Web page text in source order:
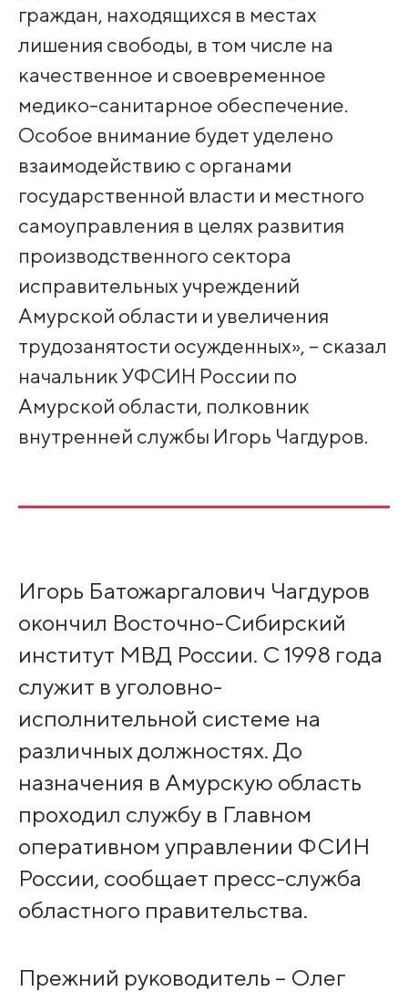
граждан, находящихся в местах
лишения свободы, в том числе на
качественное и своевременное
медико-санитарное обеспечение.
Особое внимание будет уделено
взаимодействию с органами
государственной власти и местного
самоуправления в целях развития
производственного сектора
исправительных учреждений
Амурской области и увеличения
трудозанятости осужденных», – сказал
начальник УФСИН России по
Амурской области, полковник
внутренней службы Игорь Чагдуров.
Игорь Батожаргалович Чагдуров
окончил Восточно-Сибирский
институт МВД России. С 1998 года
служит в уголовно-
исполнительной системе на
различных должностях. До
назначения в Амурскую область
проходил службу в Главном
оперативном управлении ФСИН
России, сообщает пресс-служба
областного правительства.
Прежний руководитель – Олег